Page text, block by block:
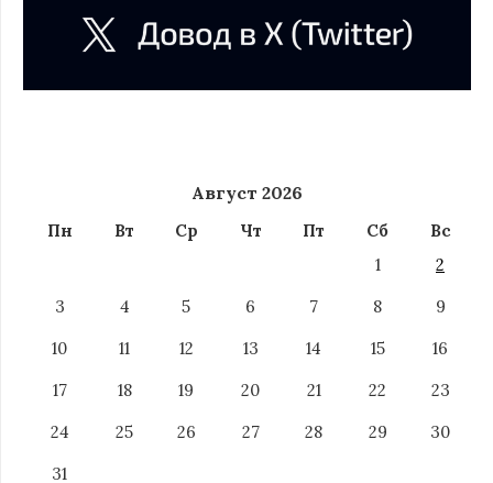
Август 2026
Пн Вт Ср Чт Пт Сб
Вс
1
2
3
4 5 6 7 8
9
10
11 12 13 14 15
16
17
18 19 20 21 22
23
24
25 26 27 28 29
30
31